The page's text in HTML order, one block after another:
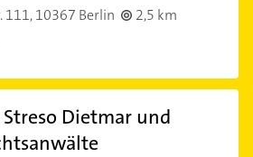
111,10367 Berlin
2,5 km
Dietmar und